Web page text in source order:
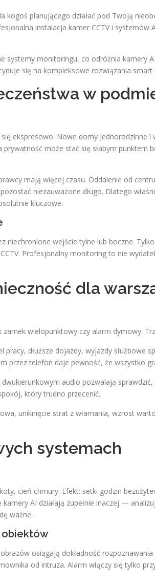
planującego działać pod Twoją
instalacja kamer CCTV i systemów
systemy monitoringu, co odróżnia kamery
się na kompleksowe rozwiązania smart
w
ekspresowo. Nowe domy jednorodzinne i
może stać się słabym punktem
mają więcej czasu. Oddalenie od
niezauważone długo. Dlatego
kluczowe.
niechronione wejście tylne lub boczne.
Profesjonalny monitoring to nie
dla
wielopunktowy czy alarm dymowy.
dłuższe dojazdy, wyjazdy służbowe
przez telefon daje pewność, że wszystko
audio pozwalają sprawdzić,
który trudno przecenić.
uniknięcie strat z włamania, wzrost
systemach
cień chmury. Efekt: setki godzin
AI działają zupełnie inaczej —
ważne.
obiektów
osiągają dokładność rozpoznawania
od intruza. Alarm włączy się tylko